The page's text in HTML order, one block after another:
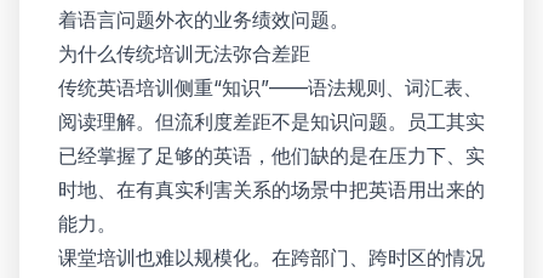
着语言问题外衣的业务绩效问题。
为什么传统培训无法弥合差距
传统英语培训侧重“知识”——语法规则、词汇表、
阅读理解。但流利度差距不是知识问题。员工其实
已经掌握了足够的英语，他们缺的是在压力下、实
时地、在有真实利害关系的场景中把英语用出来的
能力。
课堂培训也难以规模化。在跨部门、跨时区的情况